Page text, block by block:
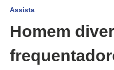
Assista
Homem